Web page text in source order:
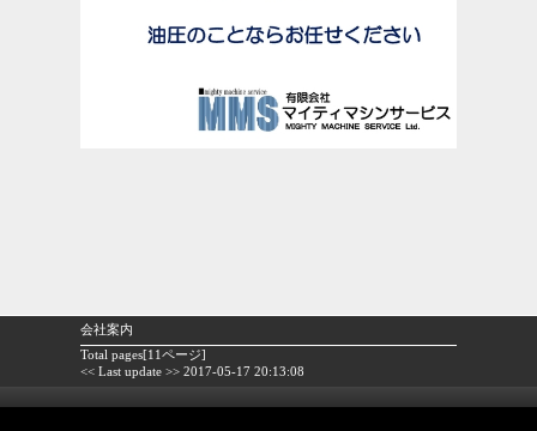
会社案内
Total pages[11ページ]
<< Last update >> 2017-05-17 20:13:08